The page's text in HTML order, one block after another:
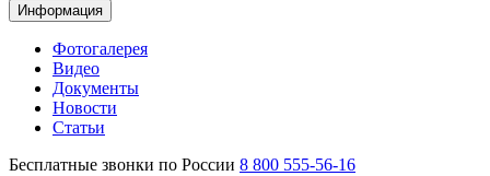
Информация
Фотогалерея
Видео
Документы
Новости
Статьи
Бесплатные звонки по России 8 800 555-56-16